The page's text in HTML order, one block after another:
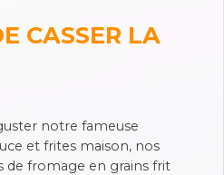
CASSER LA
notre fameuse
et frites maison, nos
de fromage en grains frit